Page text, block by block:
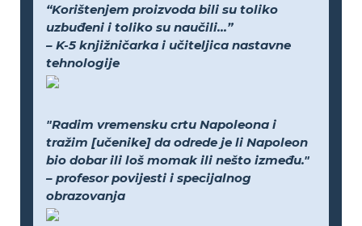
“Korištenjem proizvoda bili su toliko
uzbuđeni i toliko su naučili...”
– K-5 knjižničarka i učiteljica nastavne
tehnologije
"Radim vremensku crtu Napoleona i
tražim [učenike] da odrede je li Napoleon
bio dobar ili loš momak ili nešto između."
– profesor povijesti i specijalnog
obrazovanja